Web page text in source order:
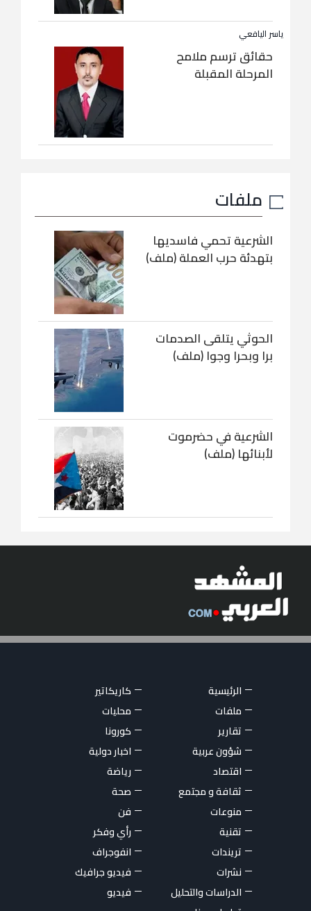
ياسر اليافعي
حقائق ترسم ملامح
المرحلة المقبلة
ملفات
الشرعية تحمي فاسديها
بتهدئة حرب العملة (ملف)
الحوثي يتلقى الصدمات
برا وبحرا وجوا (ملف)
الشرعية في حضرموت
لأبنائها (ملف)
الرئيسية
كاريكاتير
ملفات
محليات
تقارير
كورونا
شؤون عربية
اخبار دولية
اقتصاد
رياضة
ثقافة و مجتمع
صحة
منوعات
فن
تقنية
رأي وفكر
تريندات
انفوجراف
نشرات
فيديو جرافيك
الدراسات والتحليل
فيديو